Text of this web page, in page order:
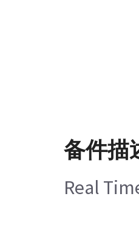
备件描
Real